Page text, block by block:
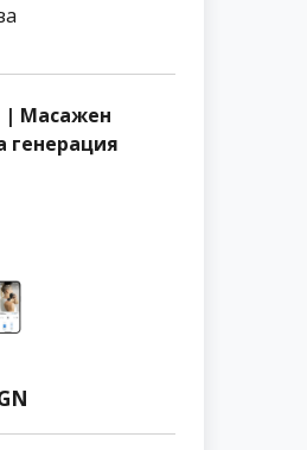
| Масажен
генерация